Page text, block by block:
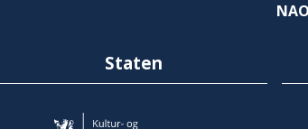
Staten